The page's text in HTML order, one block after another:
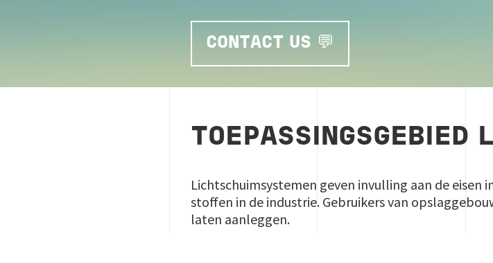
CONTACT US 💬
TOEPASSINGSGEBIED
Lichtschuimsystemen geven invulling aan de
stoffen in de industrie. Gebruikers van
laten aanleggen.